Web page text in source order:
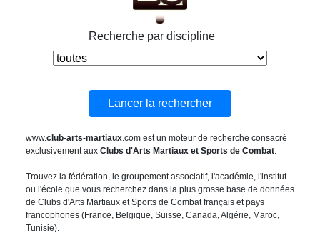
Recherche par discipline
www.club-arts-martiaux.com est un moteur de recherche consacré
exclusivement aux Clubs d'Arts Martiaux et Sports de Combat.
Trouvez la fédération, le groupement associatif, l'académie, l'institut
ou l'école que vous recherchez dans la plus grosse base de données
de Clubs d'Arts Martiaux et Sports de Combat français et pays
francophones (France, Belgique, Suisse, Canada, Algérie, Maroc,
Tunisie).